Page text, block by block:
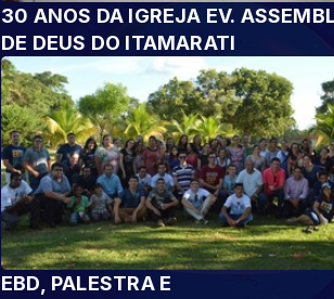
30 ANOS DA IGREJA EV.
DE DEUS DO ITAMARATI
EBD, PALESTRA E